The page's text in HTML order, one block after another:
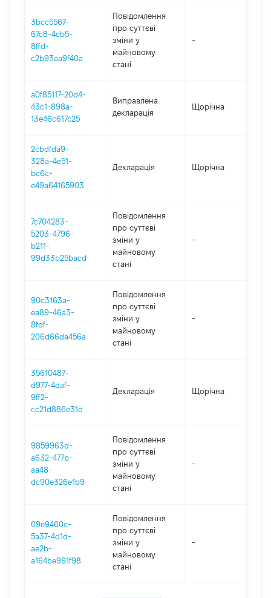
3bcc5567-
67c8-4cb5-
8ffd-
c2b93aa9f40a
Повідомлення
про суттєві
зміни y
майновому
стані
-
a0f85117-20d4-
43c1-898a-
13e46c617c25
Виправлена
декларація
Щорічна
2cbdfda9-
328a-4e51-
bc6c-
e49a64165903
Декларація Щорічна
7c704283-
5203-4796-
b211-
99d33b25bacd
Повідомлення
про суттєві
зміни y
майновому
стані
-
90c3163a-
ea89-46a3-
8fdf-
206d66da456a
Повідомлення
про суттєві
зміни y
майновому
стані
-
35610487-
d977-4daf-
9ff2-
cc21d886e31d
Декларація Щорічна
9859963d-
a632-477b-
aa48-
dc90e326e1b9
Повідомлення
про суттєві
зміни y
майновому
стані
-
09e9460c-
5a37-4d1d-
ae2b-
a164be991f98
Повідомлення
про суттєві
зміни y
майновому
стані
-